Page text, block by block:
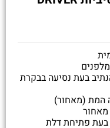
בעת נסיעה בבקרת
המת (מאחור)
פתיחת דלת